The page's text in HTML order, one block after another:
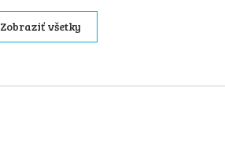
Zobraziť všetky